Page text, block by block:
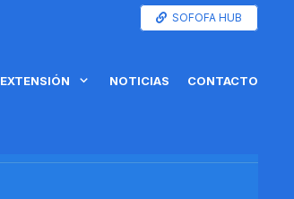
SOFOFA HUB
EXTENSIÓN NOTICIAS CONTACTO